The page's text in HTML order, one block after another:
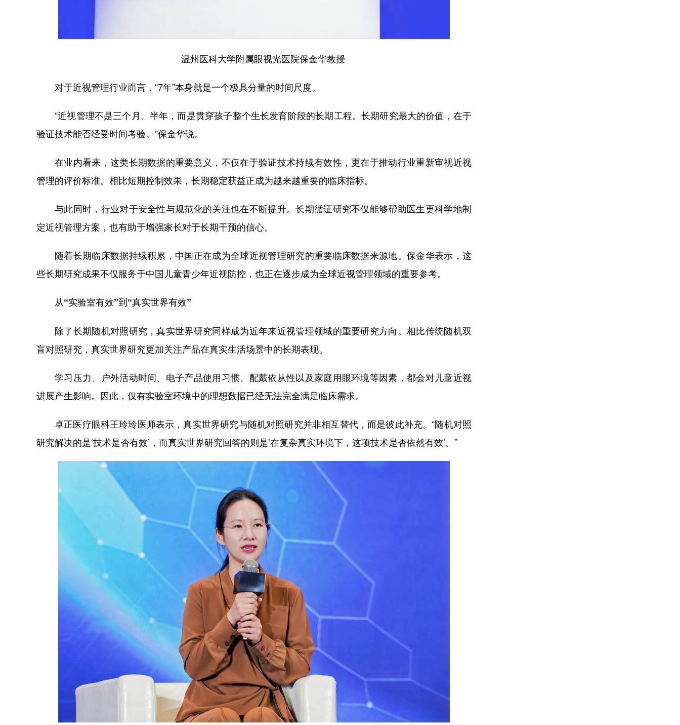
温州医科大学附属眼视光医院保金华教授
对于近视管理行业而言，“7年”本身就是一个极具分量的时间尺度。
“近视管理不是三个月、半年，而是贯穿孩子整个生长发育阶段的长期工程。长期研究最大的价值，在于
验证技术能否经受时间考验。”保金华说。
在业内看来，这类长期数据的重要意义，不仅在于验证技术持续有效性，更在于推动行业重新审视近视
管理的评价标准。相比短期控制效果，长期稳定获益正成为越来越重要的临床指标。
与此同时，行业对于安全性与规范化的关注也在不断提升。长期循证研究不仅能够帮助医生更科学地制
定近视管理方案，也有助于增强家长对于长期干预的信心。
随着长期临床数据持续积累，中国正在成为全球近视管理研究的重要临床数据来源地。保金华表示，这
些长期研究成果不仅服务于中国儿童青少年近视防控，也正在逐步成为全球近视管理领域的重要参考。
从“实验室有效”到“真实世界有效”
除了长期随机对照研究，真实世界研究同样成为近年来近视管理领域的重要研究方向。相比传统随机双
盲对照研究，真实世界研究更加关注产品在真实生活场景中的长期表现。
学习压力、户外活动时间、电子产品使用习惯、配戴依从性以及家庭用眼环境等因素，都会对儿童近视
进展产生影响。因此，仅有实验室环境中的理想数据已经无法完全满足临床需求。
卓正医疗眼科王玲玲医师表示，真实世界研究与随机对照研究并非相互替代，而是彼此补充。“随机对照
研究解决的是‘技术是否有效’，而真实世界研究回答的则是‘在复杂真实环境下，这项技术是否依然有效’。”